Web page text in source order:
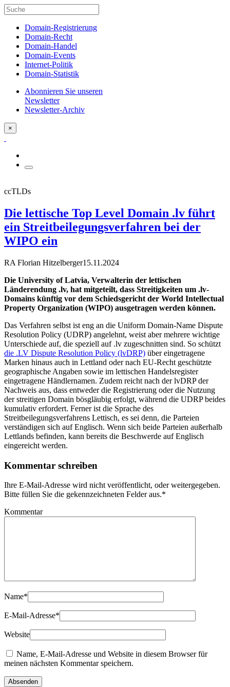
Domain-Registrierung
Domain-Recht
Domain-Handel
Domain-Events
Internet-Politik
Domain-Statistik
Abonnieren Sie unseren
Newsletter
Newsletter-Archiv
×
ccTLDs
Die lettische Top Level Domain .lv führt
ein Streitbeilegungsverfahren bei der
WIPO ein
RA Florian Hitzelberger15.11.2024
Die University of Latvia, Verwalterin der lettischen
Länderendung .lv, hat mitgeteilt, dass Streitigkeiten um .lv-
Domains künftig vor dem Schiedsgericht der World Intellectual
Property Organization (WIPO) ausgetragen werden können.
Das Verfahren selbst ist eng an die Uniform Domain-Name Dispute
Resolution Policy (UDRP) angelehnt, weist aber mehrere wichtige
Unterschiede auf, die speziell auf .lv zugeschnitten sind. So schützt
die .LV Dispute Resolution Policy (lvDRP) über eingetragene
Marken hinaus auch in Lettland oder nach EU-Recht geschützte
geographische Angaben sowie im lettischen Handelsregister
eingetragene Händlernamen. Zudem reicht nach der lvDRP der
Nachweis aus, dass entweder die Registrierung oder die Nutzung
der streitigen Domain bösgläubig erfolgt, während die UDRP beides
kumulativ erfordert. Ferner ist die Sprache des
Streitbeilegungsverfahrens Lettisch, es sei denn, die Parteien
verständigen sich auf Englisch. Wenn sich beide Parteien außerhalb
Lettlands befinden, kann bereits die Beschwerde auf Englisch
eingereicht werden.
Kommentar schreiben
Ihre E-Mail-Adresse wird nicht veröffentlicht, oder weitergegeben.
Bitte füllen Sie die gekennzeichneten Felder aus.*
Kommentar
Name*
E-Mail-Adresse*
Website
Name, E-Mail-Adresse und Website in diesem Browser für
meinen nächsten Kommentar speichern.